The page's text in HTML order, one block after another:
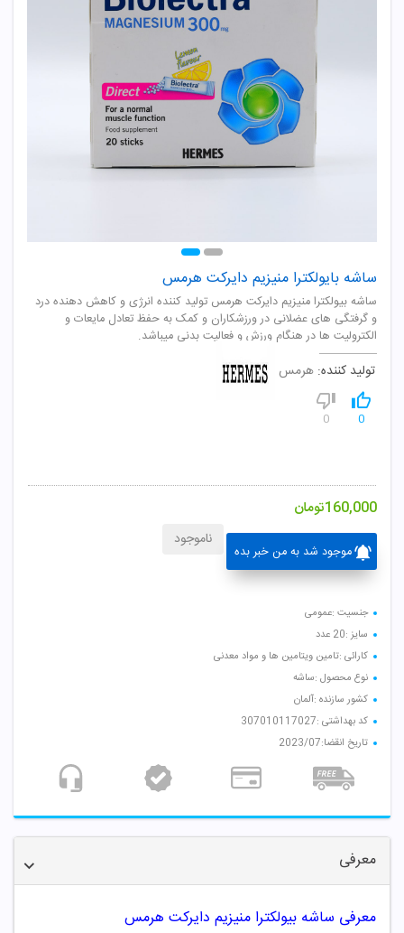
ساشه بایولکترا منیزیم دایرکت هرمس
ساشه بيولکترا منيزيم دايرکت هرمس توليد کننده انرژی و کاهش دهنده درد
و گرفتگی های عضلانی در ورزشکاران و کمک به حفظ تعادل مايعات و
الکتروليت ها در هنگام ورزش و فعاليت بدنی ميباشد.
تولید کننده: هرمس
0
0
160,000تومان
موجود شد به من خبر بده
ناموجود
جنسیت :عمومی
سایز :20 عدد
کارائی :تامین ویتامین ها و مواد معدنی
نوع محصول :ساشه
کشور سازنده :آلمان
کد بهداشتی :307010117027
تاریخ انقضا:2023/07
معرفی
معرفی ساشه بیولکترا منیزیم دایرکت هرمس